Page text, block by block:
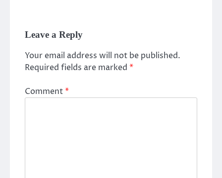
Leave a Reply
Your email address will not be published.
Required fields are marked *
Comment*